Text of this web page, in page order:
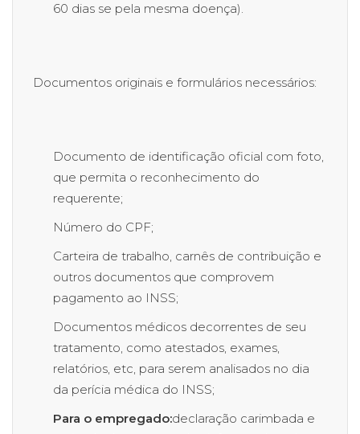
60 dias se pela mesma doença).
Documentos originais e formulários necessários:
Documento de identificação oficial com foto,
que permita o reconhecimento do
requerente;
Número do CPF;
Carteira de trabalho, carnês de contribuição e
outros documentos que comprovem
pagamento ao INSS;
Documentos médicos decorrentes de seu
tratamento, como atestados, exames,
relatórios, etc, para serem analisados no dia
da perícia médica do INSS;
Para o empregado:declaração carimbada e